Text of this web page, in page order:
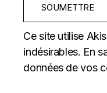
SOUMETTRE
Ce site utilise
indésirables. En
données de vos